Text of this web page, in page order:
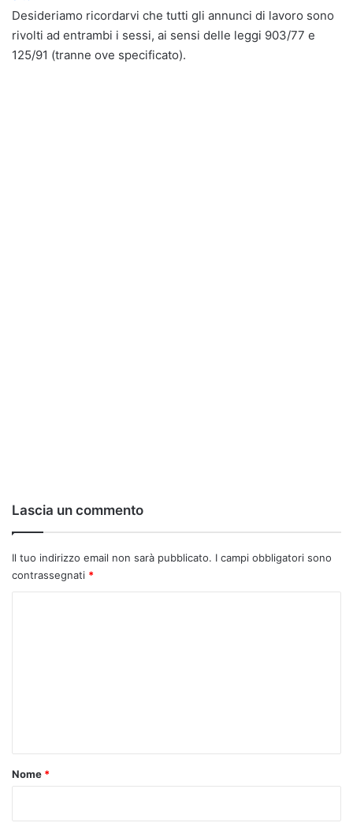
Desideriamo ricordarvi che tutti gli annunci di lavoro sono
rivolti ad entrambi i sessi, ai sensi delle leggi 903/77 e
125/91 (tranne ove specificato).
Lascia un commento
Il tuo indirizzo email non sarà pubblicato. I campi obbligatori sono
contrassegnati *
o
Nome *